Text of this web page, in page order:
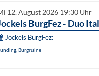
12. August 2026 19:30 Uhr
BurgFez - Duo
Jockels BurgFez:
Burgruine